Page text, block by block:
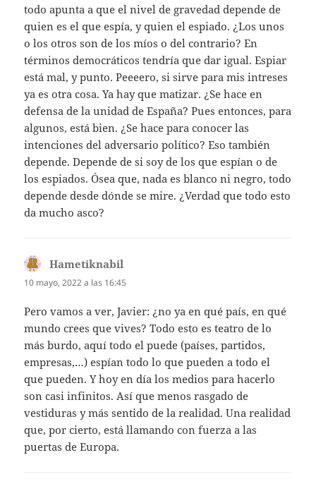
todo apunta a que el nivel de gravedad depende de
quien es el que espía, y quien el espiado. ¿Los unos
o los otros son de los míos o del contrario? En
términos democráticos tendría que dar igual. Espiar
está mal, y punto. Peeeero, si sirve para mis intreses
ya es otra cosa. Ya hay que matizar. ¿Se hace en
defensa de la unidad de España? Pues entonces, para
algunos, está bien. ¿Se hace para conocer las
intenciones del adversario político? Eso también
depende. Depende de si soy de los que espían o de
los espiados. Ósea que, nada es blanco ni negro, todo
depende desde dónde se mire. ¿Verdad que todo esto
da mucho asco?
Hametiknabil
10 mayo, 2022 a las 16:45
Pero vamos a ver, Javier: ¿no ya en qué país, en qué
mundo crees que vives? Todo esto es teatro de lo
más burdo, aquí todo el puede (países, partidos,
empresas,…) espían todo lo que pueden a todo el
que pueden. Y hoy en día los medios para hacerlo
son casi infinitos. Así que menos rasgado de
vestiduras y más sentido de la realidad. Una realidad
que, por cierto, está llamando con fuerza a las
puertas de Europa.